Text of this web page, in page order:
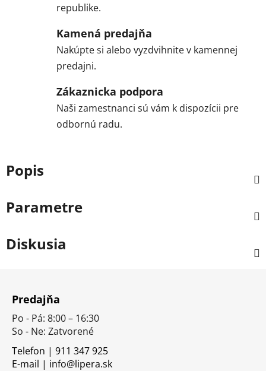
republike.
Kamená predajňa
Nakúpte si alebo vyzdvihnite v kamennej
predajni.
Zákaznicka podpora
Naši zamestnanci sú vám k dispozícii pre
odbornú radu.
Popis
Parametre
Diskusia
Predajňa
Po - Pá: 8:00 – 16:30
So - Ne: Zatvorené
Telefon | 911 347 925
E-mail | info@lipera.sk